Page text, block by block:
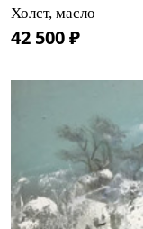
Холст, масло
42 500 ₽